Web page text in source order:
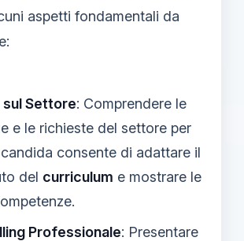
aspetti fondamentali da
sul Settore: Comprendere le
e le richieste del settore per
consente di adattare il
del curriculum e mostrare le
Professionale: Presentare